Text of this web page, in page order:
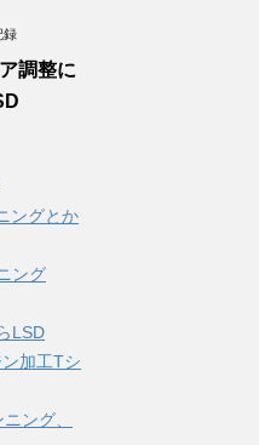
録
調整に
ングとか
ング
LSD
加工Tシ
ング、